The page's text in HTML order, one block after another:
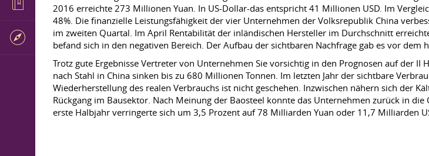
2016 erreichte 273 Millionen Yuan. In US-Dollar-das entspricht 41 Millionen USD. Im
48%. Die finanzielle Leistungsfähigkeit der vier Unternehmen der Volksrepublik China
im zweiten Quartal. Im April Rentabilität der inländischen Hersteller im Durchschnitt
befand sich in den negativen Bereich. Der Aufbau der sichtbaren Nachfrage gab es vor
Trotz gute Ergebnisse Vertreter von Unternehmen Sie vorsichtig in den Prognosen auf der II
nach Stahl in China sinken bis zu 680 Millionen Tonnen. Im letzten Jahr der sichtbare
Wiederherstellung des realen Verbrauchs ist nicht geschehen. Inzwischen nähern sich der
Rückgang im Bausektor. Nach Meinung der Baosteel konnte das Unternehmen zurück in
erste Halbjahr verringerte sich um 3,5 Prozent auf 78 Milliarden Yuan oder 11,7 Milliarden